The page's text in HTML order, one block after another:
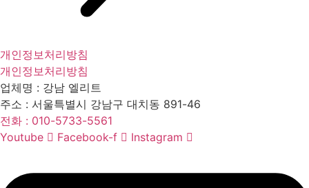
개인정보처리방침
개인정보처리방침
업체명 : 강남 엘리트
주소 : 서울특별시 강남구 대치동 891-46
전화 : 010-5733-5561
Youtube
Facebook-f Instagram